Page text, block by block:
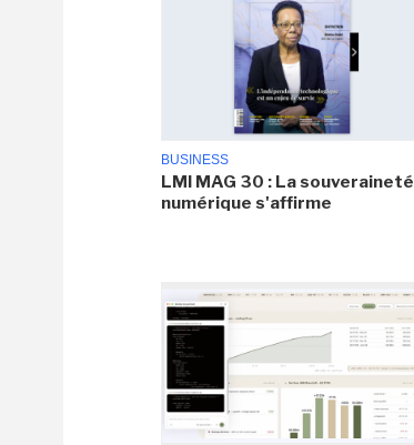
BUSINESS
LMI MAG 30 : La souveraineté
numérique s'affirme